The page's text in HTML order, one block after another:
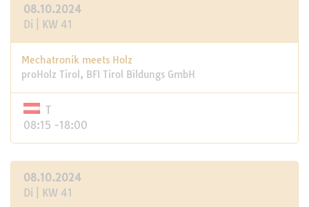
08.10.2024
Di | KW 41
Mechatronik meets Holz
proHolz Tirol, BFI Tirol Bildungs GmbH
T
08:15 -18:00
08.10.2024
Di | KW 41